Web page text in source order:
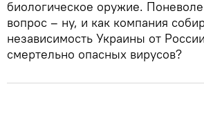
биологическое оружие.
вопрос – ну, и как компания
независимость Украины от
смертельно опасных вирусов?